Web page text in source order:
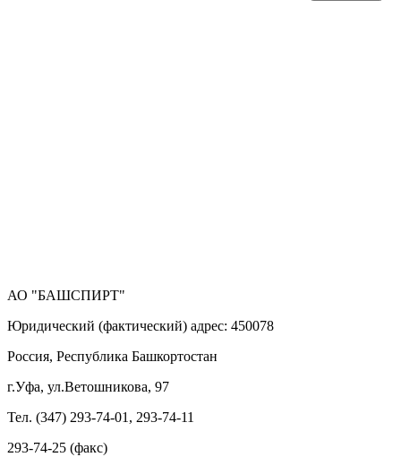
АО "БАШСПИРТ"
Юридический (фактический) адрес: 450078
Россия, Республика Башкортостан
г.Уфа, ул.Ветошникова, 97
Тел. (347) 293-74-01, 293-74-11
293-74-25 (факс)